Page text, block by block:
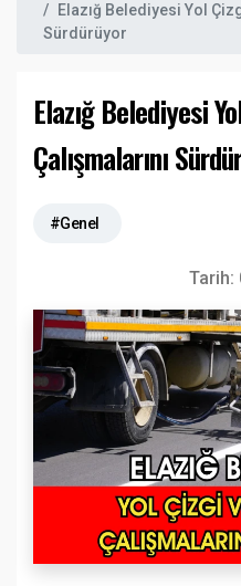
Elazığ Belediyesi Yol
Sürdürüyor
Elazığ Belediyesi
Çalışmalarını
#Genel
Tarih: